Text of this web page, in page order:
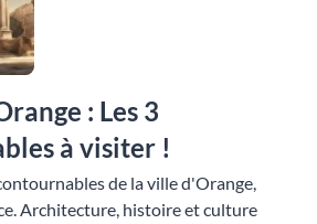
: Les 3
à visiter !
de la ville d'Orange,
Architecture, histoire et culture